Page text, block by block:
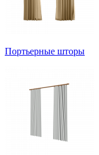
Портьерные шторы